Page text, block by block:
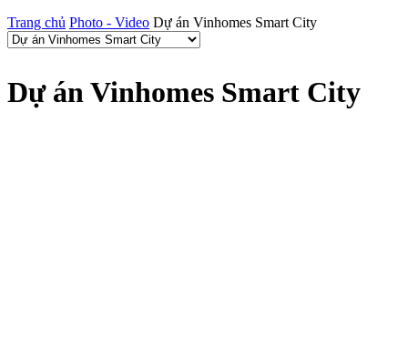
Trang chủ Photo - Video Dự án Vinhomes Smart City
Dự án Vinhomes Smart City